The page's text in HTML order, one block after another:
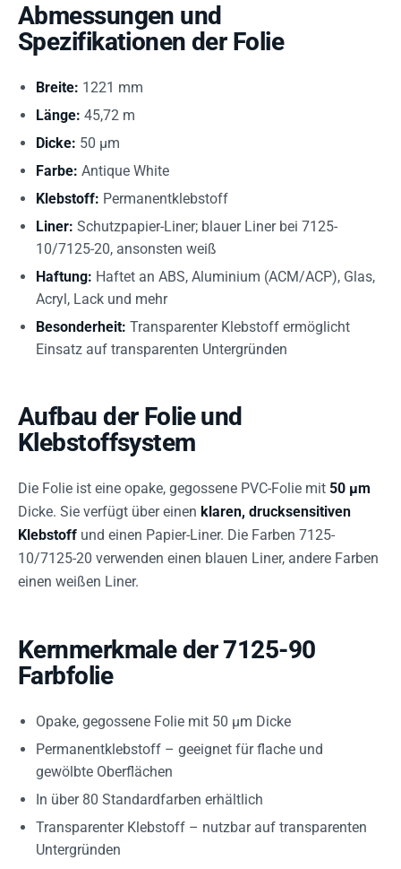
Abmessungen und
Spezifikationen der Folie
Breite: 1221 mm
Länge: 45,72 m
Dicke: 50 µm
Farbe: Antique White
Klebstoff: Permanentklebstoff
Liner: Schutzpapier-Liner; blauer Liner bei 7125-
10/7125-20, ansonsten weiß
Haftung: Haftet an ABS, Aluminium (ACM/ACP), Glas,
Acryl, Lack und mehr
Besonderheit: Transparenter Klebstoff ermöglicht
Einsatz auf transparenten Untergründen
Aufbau der Folie und
Klebstoffsystem
Die Folie ist eine opake, gegossene PVC-Folie mit 50 µm
Dicke. Sie verfügt über einen klaren, drucksensitiven
Klebstoff und einen Papier-Liner. Die Farben 7125-
10/7125-20 verwenden einen blauen Liner, andere Farben
einen weißen Liner.
Kernmerkmale der 7125-90
Farbfolie
Opake, gegossene Folie mit 50 µm Dicke
Permanentklebstoff – geeignet für flache und
gewölbte Oberflächen
In über 80 Standardfarben erhältlich
Transparenter Klebstoff – nutzbar auf transparenten
Untergründen